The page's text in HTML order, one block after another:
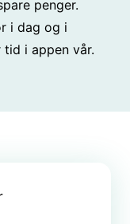
penger.
i dag og i
i appen vår.